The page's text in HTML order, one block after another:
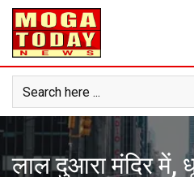
Skip
content
लाल दुआरा मंदिर में,